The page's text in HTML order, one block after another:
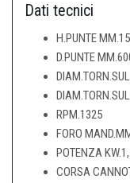
Dati tecnici
H.PUNTE
D.PUNTE
RPM.1325
FORO
POTENZA
CORSA